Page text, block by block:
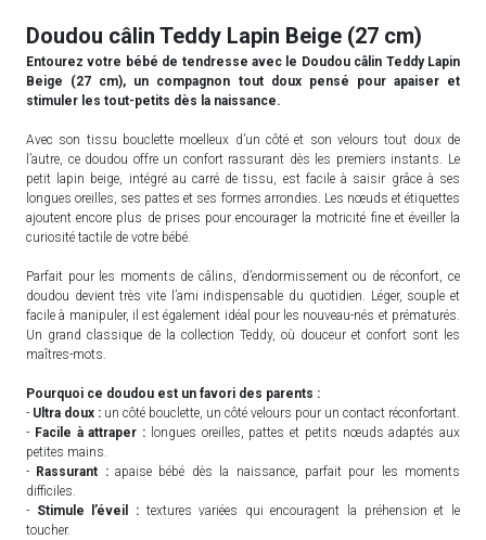
Doudou câlin Teddy Lapin Beige (27 cm)
Entourez votre bébé de tendresse avec le Doudou câlin Teddy Lapin
Beige (27 cm), un compagnon tout doux pensé pour apaiser et
stimuler les tout-petits dès la naissance.
Avec son tissu bouclette moelleux d’un côté et son velours tout doux de
l’autre, ce doudou offre un confort rassurant dès les premiers instants. Le
petit lapin beige, intégré au carré de tissu, est facile à saisir grâce à ses
longues oreilles, ses pattes et ses formes arrondies. Les nœuds et étiquettes
ajoutent encore plus de prises pour encourager la motricité fine et éveiller la
curiosité tactile de votre bébé.
Parfait pour les moments de câlins, d’endormissement ou de réconfort, ce
doudou devient très vite l’ami indispensable du quotidien. Léger, souple et
facile à manipuler, il est également idéal pour les nouveau-nés et prématurés.
Un grand classique de la collection Teddy, où douceur et confort sont les
maîtres-mots.
Pourquoi ce doudou est un favori des parents :
- Ultra doux : un côté bouclette, un côté velours pour un contact réconfortant.
- Facile à attraper : longues oreilles, pattes et petits nœuds adaptés aux
petites mains.
- Rassurant :apaise bébé dès la naissance, parfait pour les moments
difficiles.
- Stimule l’éveil :textures variées qui encouragent la préhension et le
toucher.